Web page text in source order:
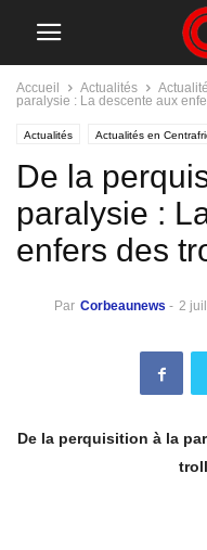
Accueil Actualités
paralysie : La descente aux
Actualités Actualités en
De la
paralysie :
enfers des
Par Corbeaunews - 2
De la perquisition à la